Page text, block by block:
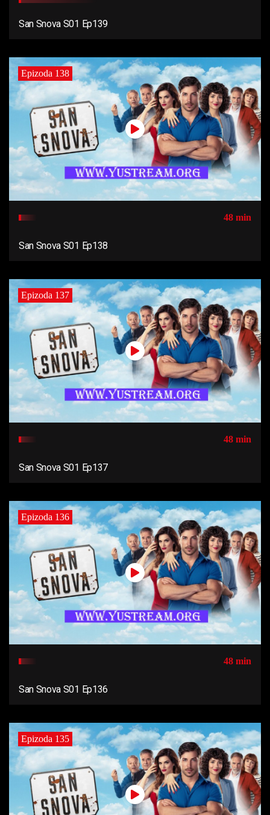
San Snova S01 Ep139
Epizoda 138
48 min
San Snova S01 Ep138
Epizoda 137
48 min
San Snova S01 Ep137
Epizoda 136
48 min
San Snova S01 Ep136
Epizoda 135